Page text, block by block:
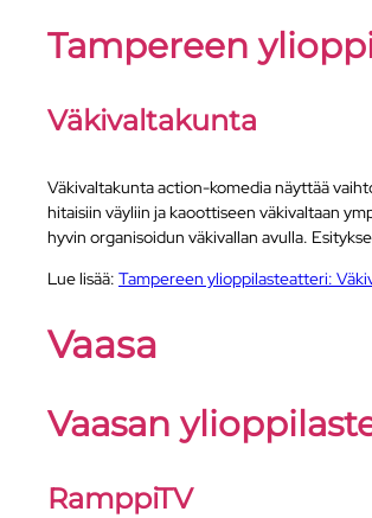
Tampereen
Väkivaltakunta
Väkivaltakunta action-komedia näyttää
hitaisiin väyliin ja kaoottiseen väkivaltaan
hyvin organisoidun väkivallan avulla.
Lue lisää: Tampereen ylioppilasteatteri:
Vaasa
Vaasan
RamppiTV